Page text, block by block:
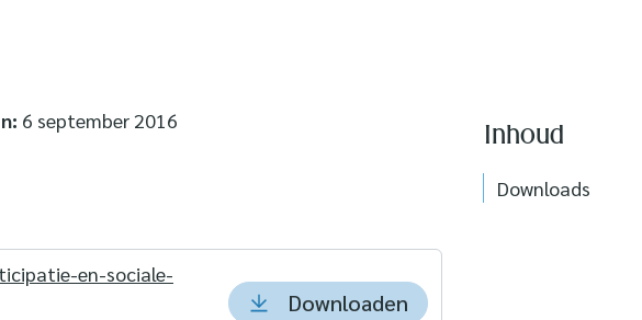
6 september 2016
en-sociale-
Downloaden
Inhoud
Downloads